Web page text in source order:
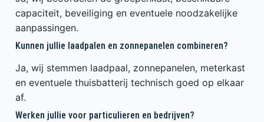
capaciteit, beveiliging en eventuele noodzakelijke
aanpassingen.
Kunnen jullie laadpalen en zonnepanelen combineren?
Ja, wij stemmen laadpaal, zonnepanelen, meterkast
en eventuele thuisbatterij technisch goed op elkaar
af.
Werken jullie voor particulieren en bedrijven?